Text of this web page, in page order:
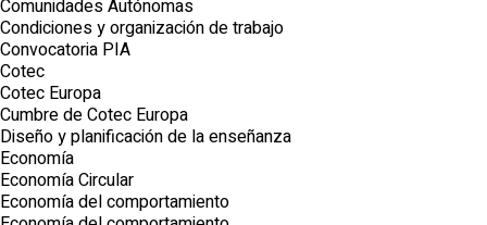
Comunidades Autónomas
Condiciones y organización de trabajo
Convocatoria PIA
Cotec
Cotec Europa
Cumbre de Cotec Europa
Diseño y planificación de la enseñanza
Economía
Economía Circular
Economía del comportamiento